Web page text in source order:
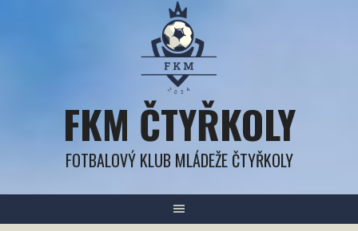
FKM ČTYŘKOLY
FOTBALOVÝ KLUB MLÁDEŽE ČTYŘKOLY